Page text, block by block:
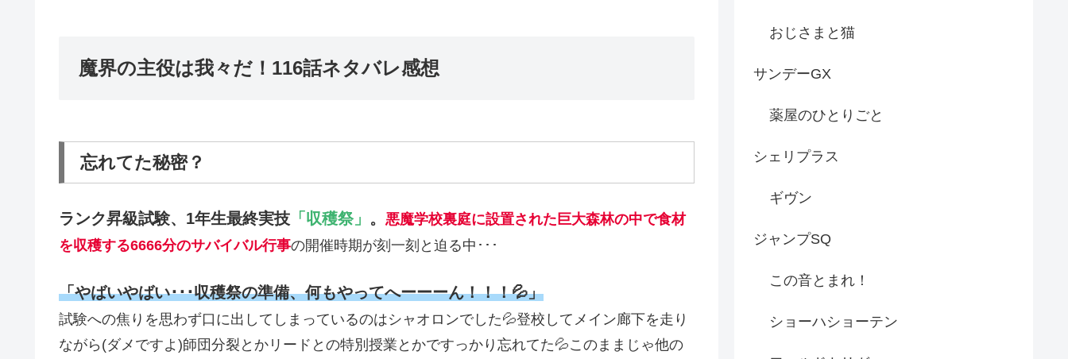
魔界の主役は我々だ！116話ネタバレ感想
忘れてた秘密？
ランク昇級試験、1年生最終実技 「収穫祭」 。 悪魔学校裏庭に設置された巨大森林の中で食材
を収穫する6666分のサバイバル行事の開催時期が刻一刻と迫る中･･･
「やばいやばい･･･収穫祭の準備、何もやってへーーーん！！！💦」
試験への焦りを思わず口に出してしまっているのはシャオロンでした💦登校してメイン廊下を走り
ながら(ダメですよ)師団分裂とかリードとの特別授業とかですっかり忘れてた💦このままじゃ他の
おじさまと猫
サンデーGX
薬屋のひとりごと
シェリプラス
ギヴン
ジャンプSQ
この音とまれ！
ショーハショーテン